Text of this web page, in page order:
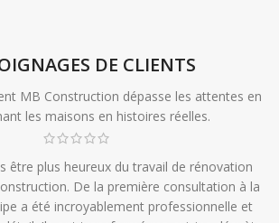
DE CLIENTS
MB Construction dépasse les attentes en
les maisons en histoires réelles.
être plus heureux du travail de rénovation
De la première consultation à la
a été incroyablement professionnelle et